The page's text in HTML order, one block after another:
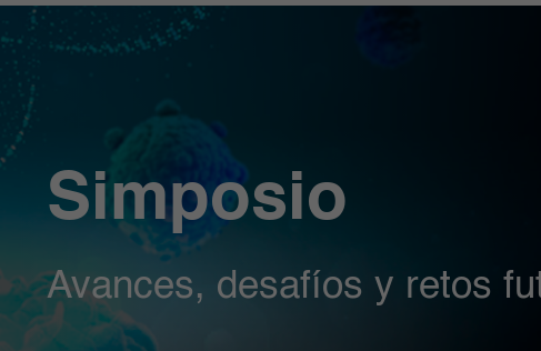
Solicitudes comité de Historia Clínica
Chequeo Médico Ejecutivo Premium
Cirugía Bariátrica y Metabólica
Gastroenterología
Progenitores
Simposio
Avances, desafíos y retos